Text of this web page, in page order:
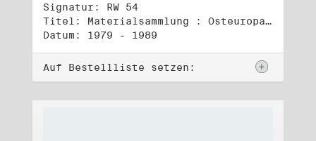
Signatur: RW 54
Titel: Materialsammlung : Osteuropa (3)
Datum: 1979 - 1989
Auf Bestellliste setzen: